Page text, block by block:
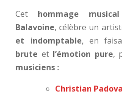
Cet hommage
Balavoine, célèbre un
et indomptable, en
brute et l’émotion pure,
musiciens :
Christian